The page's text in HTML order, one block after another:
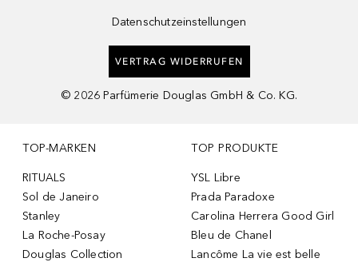
Datenschutzeinstellungen
VERTRAG WIDERRUFEN
© 2026 Parfümerie Douglas GmbH & Co. KG.
TOP-MARKEN
RITUALS
Sol de Janeiro
Stanley
La Roche-Posay
Douglas Collection
TOP PRODUKTE
YSL Libre
Prada Paradoxe
Carolina Herrera Good Girl
Bleu de Chanel
Lancôme La vie est belle